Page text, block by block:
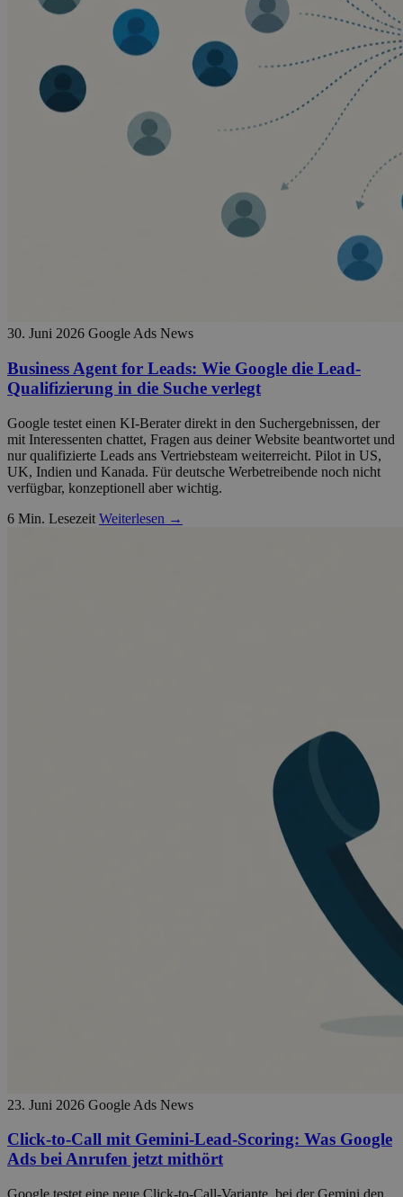
30. Juni 2026 Google Ads News
Business Agent for Leads: Wie Google die Lead-
Qualifizierung in die Suche verlegt
Google testet einen KI-Berater direkt in den Suchergebnissen, der
mit Interessenten chattet, Fragen aus deiner Website beantwortet und
nur qualifizierte Leads ans Vertriebsteam weiterreicht. Pilot in US,
UK, Indien und Kanada. Für deutsche Werbetreibende noch nicht
verfügbar, konzeptionell aber wichtig.
6 Min. Lesezeit Weiterlesen →
23. Juni 2026 Google Ads News
Click-to-Call mit Gemini-Lead-Scoring: Was Google
Ads bei Anrufen jetzt mithört
Google testet eine neue Click-to-Call-Variante, bei der Gemini den